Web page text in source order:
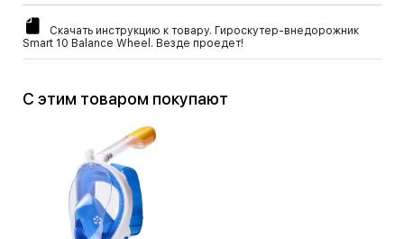
Скачать инструкцию к товару. Гироскутер-внедорожник
Smart 10 Balance Wheel. Везде проедет!
С этим товаром покупают